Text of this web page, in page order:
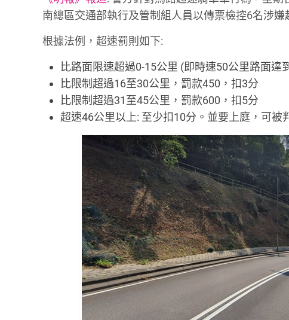
南總區交通部執行及管制組人員以傳票檢控6名涉嫌
根據法例，超速罰則如下:
比路面限速超過0-15公里 (即時速50公里路面達
比限制超過16至30公里，罰款450，扣3分
比限制超過31至45公里，罰款600，扣5分
超速46公里以上: 至少扣10分。並要上庭，可被